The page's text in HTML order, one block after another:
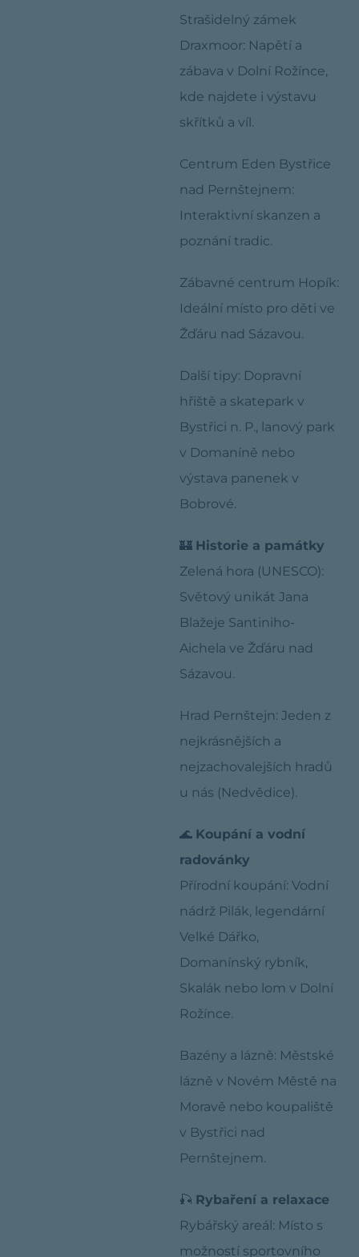
Strašidelný zámek
Draxmoor: Napětí a
zábava v Dolní Rožínce,
kde najdete i výstavu
skřítků a víl.
Centrum Eden Bystřice
nad Pernštejnem:
Interaktivní skanzen a
poznání tradic.
Zábavné centrum Hopík:
Ideální místo pro děti ve
Žďáru nad Sázavou.
Další tipy: Dopravní
hřiště a skatepark v
Bystřici n. P., lanový park
v Domaníně nebo
výstava panenek v
Bobrové.
🏰 Historie a památky
Zelená hora (UNESCO):
Světový unikát Jana
Blažeje Santiniho-
Aichela ve Žďáru nad
Sázavou.
Hrad Pernštejn: Jeden z
nejkrásnějších a
nejzachovalejších hradů
u nás (Nedvědice).
🌊 Koupání a vodní
radovánky
Přírodní koupání: Vodní
nádrž Pilák, legendární
Velké Dářko,
Domanínský rybník,
Skalák nebo lom v Dolní
Rožínce.
Bazény a lázně: Městské
lázně v Novém Městě na
Moravě nebo koupaliště
v Bystřici nad
Pernštejnem.
🎣 Rybaření a relaxace
Rybářský areál: Místo s
možností sportovního